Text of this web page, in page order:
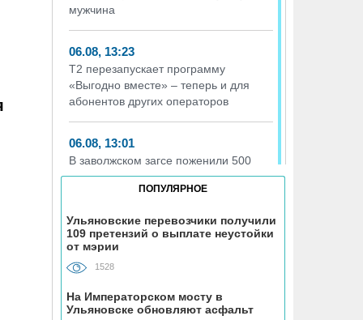
мужчина
06.08, 13:23
Т2 перезапускает программу
«Выгодно вместе» – теперь и для
абонентов других операторов
06.08, 13:01
В заволжском загсе поженили 500
пар
06.08, 12:29
Ульяновский зоопарк примет излишки
овощей и фруктов у дачников
06.08, 12:00
Руководству «УльяновскФармации»
ПОПУЛЯРНОЕ
Ульяновские перевозчики получили
109 претензий о выплате неустойки
от мэрии
1528
На Императорском мосту в
Ульяновске обновляют асфальт